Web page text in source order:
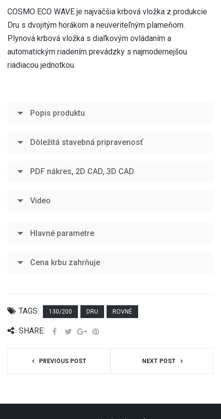
COSMO ECO WAVE je najväčšia krbová vložka z produkcie
Dru s dvojitým horákom a neuveriteľným plameňom.
Plynová krbová vložka s diaľkovým ovládaním a
automatickým riadením prevádzky s najmodernejšou
riadiacou jednotkou.
Popis produktu
Dôležitá stavebná pripravenosť
PDF nákres, 2D CAD, 3D CAD
Video
Hlavné parametre
Cena krbu zahrňuje
TAGS: 130/200 DRU ROVNÉ
SHARE:
PREVIOUS POST NEXT POST